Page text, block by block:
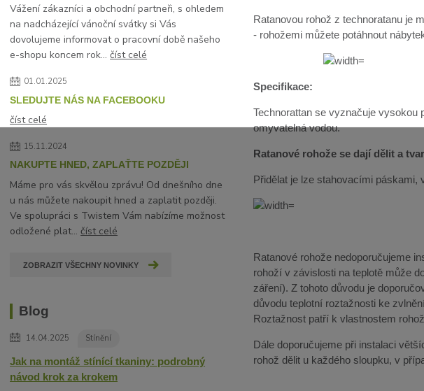
Vážení zákazníci a obchodní partneři, s ohledem
na nadcházející vánoční svátky si Vás
dovolujeme informovat o pracovní době našeho
e-shopu koncem rok...číst celé
01.01.2025
SLEDUJTE NÁS NA FACEBOOKU
číst celé
15.11.2024
NAKUPTE HNED, ZAPLAŤTE POZDĚJI
Máme pro vás skvělou zprávu! Od dnešního dne
u nás můžete nakoupit hned a zaplatit později.
Ve spolupráci s Twistem Vám nabízíme možnost
odložené plat...číst celé
ZOBRAZIT VŠECHNY NOVINKY
Blog
14.04.2025 Stínění
Jak na montáž stínící tkaniny: podrobný
návod krok za krokem
Ratanovou rohož z technoratanu je
- rohožemi můžete potáhnout
Specifikace:
Technorattan se vyznačuje vysokou
omyvatelná vodou.
Ratanové rohože se dají dělit a
Přidělat je lze stahovacími
Ratanové rohože nedoporučujeme
rohoží v závislosti na teplotě může
záření). Z tohoto důvodu je
důvodu teplotní roztažnosti ke
Roztažnost patří k vlastnostem
Dále doporučujeme při instalaci
rohož dělit u každého sloupku, v